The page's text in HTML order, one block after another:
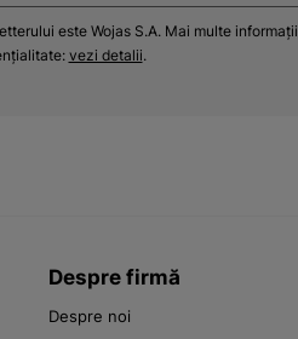
este Wojas S.A. Mai multe informații
vezi detalii.
Despre firmă
Despre noi